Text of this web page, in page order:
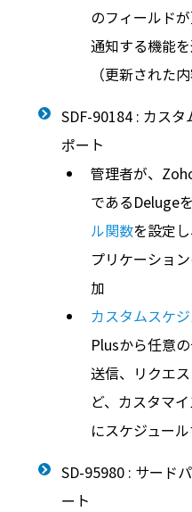
のフィールド
通知する機能
（更新された
SDF-90184 : カス
ポート
管理者が、
であるDeluge
ル関数を設定
プリケーショ
加
カスタムスケ
Plusから任意
送信、リクエ
ど、カスタマ
にスケジュー
SD-95980 : サード
ート